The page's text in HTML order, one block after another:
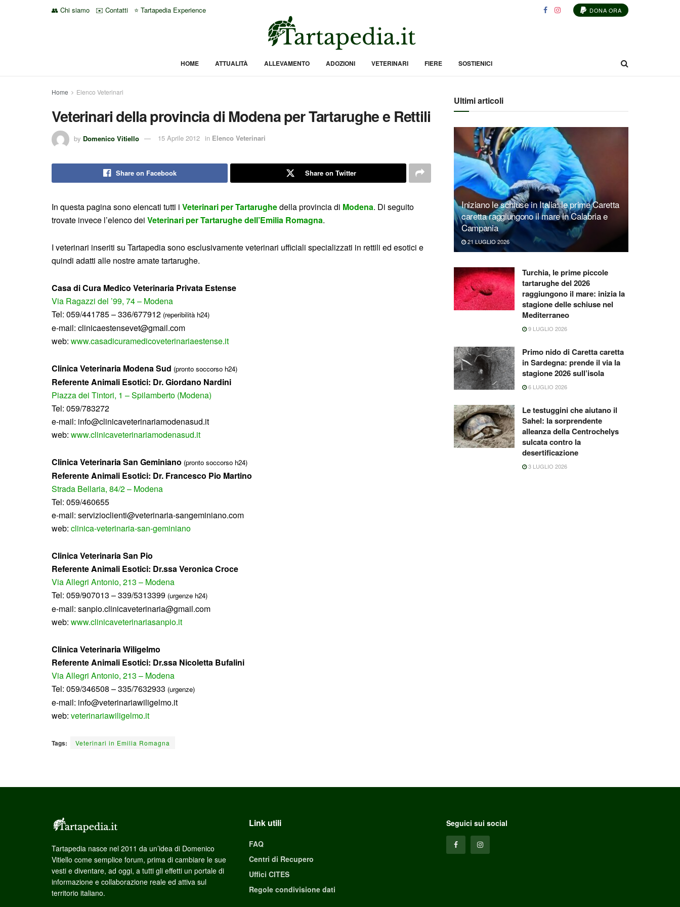
👥 Chi siamo ✉️ Contatti ⭐ Tartapedia Experience DONA ORA
HOME ATTUALITÀ ALLEVAMENTO ADOZIONI VETERINARI FIERE SOSTIENICI
Home Elenco Veterinari
Veterinari della provincia di Modena per Tartarughe e Rettili
by Domenico Vitiello 15 Aprile 2012 in Elenco Veterinari
Share on Facebook Share on Twitter
In questa pagina sono elencati tutti i Veterinari per Tartarughedella provincia di Modena. Di seguito
trovate invece l’elenco dei Veterinari per Tartarughe dell’Emilia Romagna.
I veterinari inseriti su Tartapedia sono esclusivamente veterinari ufficiali specializzati in rettili ed esotici e
quindi adatti alle nostre amate tartarughe.
Casa di Cura Medico Veterinaria Privata Estense
Via Ragazzi del ’99, 74 – Modena
Tel: 059/441785 – 336/677912 (reperibilità h24)
e-mail: clinicaestensevet@gmail.com
web: www.casadicuramedicoveterinariaestense.it
Clinica Veterinaria Modena Sud (pronto soccorso h24)
Referente Animali Esotici: Dr. Giordano Nardini
Piazza dei Tintori, 1 – Spilamberto (Modena)
Tel: 059/783272
e-mail: info@clinicaveterinariamodenasud.it
web: www.clinicaveterinariamodenasud.it
Clinica Veterinaria San Geminiano (pronto soccorso h24)
Referente Animali Esotici: Dr. Francesco Pio Martino
Strada Bellaria, 84/2 – Modena
Tel: 059/460655
e-mail: servizioclienti@veterinaria-sangeminiano.com
web: clinica-veterinaria-san-geminiano
Clinica Veterinaria San Pio
Referente Animali Esotici: Dr.ssa Veronica Croce
Via Allegri Antonio, 213 – Modena
Tel: 059/907013 – 339/5313399 (urgenze h24)
e-mail: sanpio.clinicaveterinaria@gmail.com
web: www.clinicaveterinariasanpio.it
Clinica Veterinaria Wiligelmo
Referente Animali Esotici: Dr.ssa Nicoletta Bufalini
Via Allegri Antonio, 213 – Modena
Tel: 059/346508 – 335/7632933 (urgenze)
e-mail: info@veterinariawiligelmo.it
web: veterinariawiligelmo.it
Tags: Veterinari in Emilia Romagna
Ultimi articoli
Iniziano le schiuse in Italia: le prime Caretta
caretta raggiungono il mare in Calabria e
Campania
21 LUGLIO 2026
Turchia, le prime piccole
tartarughe del 2026
raggiungono il mare: inizia la
stagione delle schiuse nel
Mediterraneo
9 LUGLIO 2026
Primo nido di Caretta caretta
in Sardegna: prende il via la
stagione 2026 sull’isola
6 LUGLIO 2026
Le testuggini che aiutano il
Sahel: la sorprendente
alleanza della Centrochelys
sulcata contro la
desertificazione
3 LUGLIO 2026
Tartapedia nasce nel 2011 da un’idea di Domenico
Vitiello come semplice forum, prima di cambiare le sue
vesti e diventare, ad oggi, a tutti gli effetti un portale di
informazione e collaborazione reale ed attiva sul
territorio italiano.
Link utili
FAQ
Centri di Recupero
Uffici CITES
Regole condivisione dati
Seguici sui social